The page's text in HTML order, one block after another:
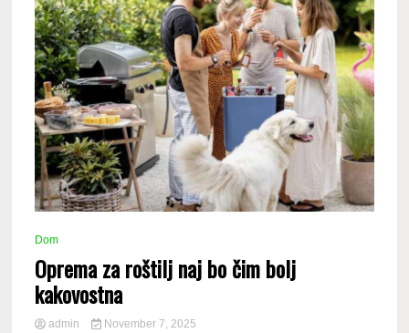
Dom
Oprema za roštilj naj bo čim bolj
kakovostna
admin November 7, 2025